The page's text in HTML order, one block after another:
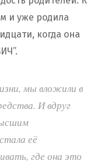
и уже родила
когда она
мы вложили в
И вдруг
её
где она это